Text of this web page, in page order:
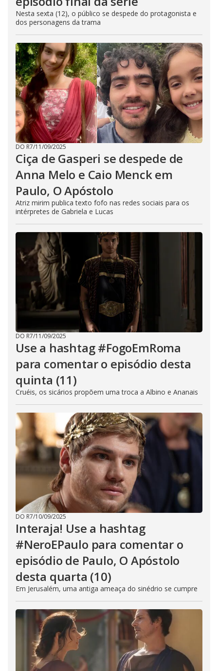
Nesta sexta (12), o público se despede do protagonista e
dos personagens da trama
DO R7/11/09/2025
Ciça de Gasperi se despede de
Anna Melo e Caio Menck em
Paulo, O Apóstolo
Atriz mirim publica texto fofo nas redes sociais para os
intérpretes de Gabriela e Lucas
DO R7/11/09/2025
Use a hashtag #FogoEmRoma
para comentar o episódio desta
quinta (11)
Cruéis, os sicários propõem uma troca a Albino e Ananais
DO R7/10/09/2025
Interaja! Use a hashtag
#NeroEPaulo para comentar o
episódio de Paulo, O Apóstolo
desta quarta (10)
Em Jerusalém, uma antiga ameaça do sinédrio se cumpre